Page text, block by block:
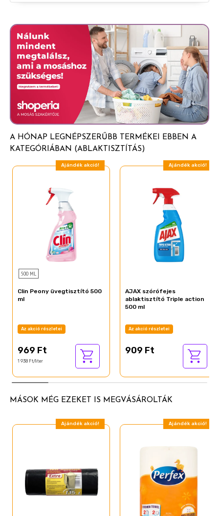
A HÓNAP LEGNÉPSZERŰBB TERMÉKEI EBBEN A
KATEGÓRIÁBAN (ABLAKTISZTÍTÁS)
Ajándék akció!
500 ML
Clin Peony üvegtisztító 500
ml
Az akció részletei
969 Ft
1 938 Ft/liter
Ajándék akció!
AJAX szórófejes
ablaktisztító Triple action
500 ml
Az akció részletei
909 Ft
MÁSOK MÉG EZEKET IS MEGVÁSÁROLTÁK
Ajándék akció! Ajándék akció!